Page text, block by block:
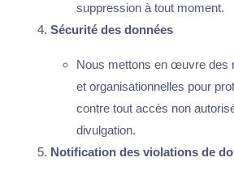
suppression à tout moment.
Sécurité des données
Nous mettons en œuvre des
et organisationnelles pour
contre tout accès non
divulgation.
Notification des violations de